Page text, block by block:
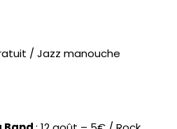
/ Jazz manouche